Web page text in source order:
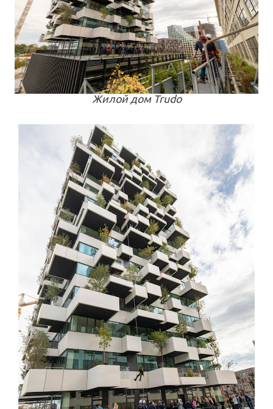
Жилой дом Trudo